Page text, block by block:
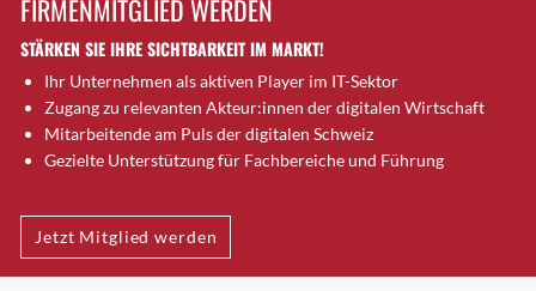
Brugg AG
Brütten
Bubendorf
Bubikon
Buchs (SG)
Bäretswil
Bülach
Cazis
FIRMENMITGLIED WERDEN
STÄRKEN SIE IHRE SICHTBARKEIT IM MARKT!
Ihr Unternehmen als aktiven Player im IT-Sektor
Zugang zu relevanten Akteur:innen der digitalen Wirtschaft
Mitarbeitende am Puls der digitalen Schweiz
Gezielte Unterstützung für Fachbereiche und Führung
Jetzt Mitglied werden